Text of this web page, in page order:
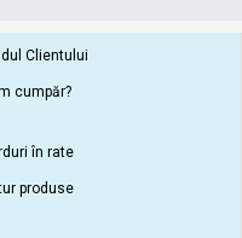
Clientului
cumpăr?
în rate
produse